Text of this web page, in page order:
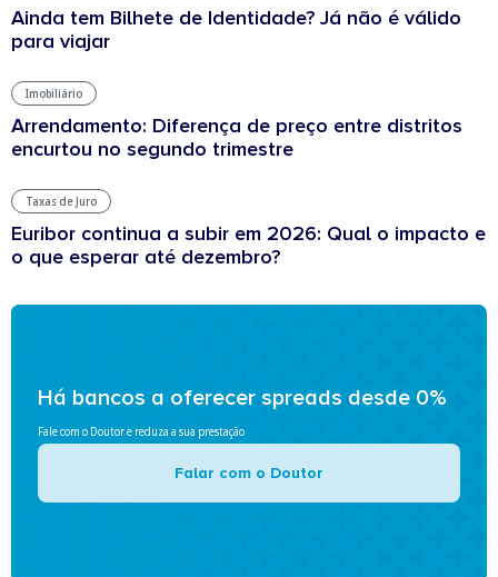
Ainda tem Bilhete de Identidade? Já não é válido
para viajar
Imobiliário
Arrendamento: Diferença de preço entre distritos
encurtou no segundo trimestre
Taxas de Juro
Euribor continua a subir em 2026: Qual o impacto e
o que esperar até dezembro?
Há bancos a oferecer spreads desde 0%
Fale com o Doutor e reduza a sua prestação
Falar com o Doutor